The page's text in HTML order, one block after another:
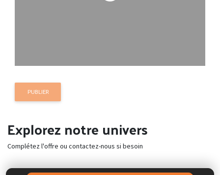
PUBLIER
Explorez notre univers
Complétez l'offre ou contactez-nous si besoin